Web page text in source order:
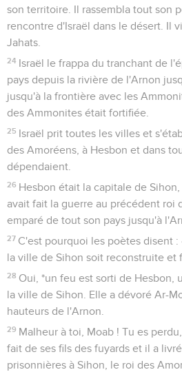
son territoire. Il rassembla tout son
rencontre d'Israël dans le désert. Il
Jahats.
24
Israël le frappa du tranchant de
pays depuis la rivière de l'Arnon
jusqu'à la frontière avec les
des Ammonites était fortifiée.
25
Israël prit toutes les villes et
des Amoréens, à Hesbon et dans
dépendaient.
26 Hesbon était la capitale de Sihon,
avait fait la guerre au précédent roi
emparé de tout son pays jusqu'à
27 C'est pourquoi les poètes disent :
la ville de Sihon soit reconstruite et
28 Oui, *un feu est sorti de Hesbon,
la ville de Sihon. Elle a dévoré Ar-
hauteurs de l'Arnon.
29 Malheur à toi, Moab ! Tu es
fait de ses fils des fuyards et il a
prisonnières à Sihon, le roi des